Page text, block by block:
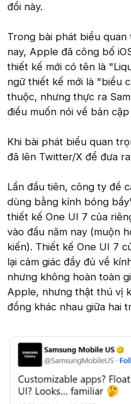
đổi này.
Trong bài phát biểu
nay, Apple đã công bố
thiết kế mới có tên là
ngữ thiết kế mới là "biểu
thuộc, nhưng thực ra
điều muốn nói về bản cập
Khi bài phát biểu quan
đã lên Twitter/X để đưa
Lần đầu tiên, công ty đề
dùng bằng kính bóng
thiết kế One UI 7 của
vào đầu năm nay (muộn
kiến). Thiết kế One UI 7
lại cảm giác đầy đủ về
nhưng không hoàn toàn
Apple, nhưng thật thú vị
đồng khác nhau giữa hai